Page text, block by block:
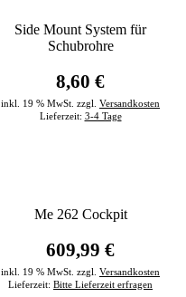
Side Mount System für
Schubrohre
8,60 €
inkl. 19 % MwSt. zzgl. Versandkosten
Lieferzeit: 3-4 Tage
Me 262 Cockpit
609,99 €
inkl. 19 % MwSt. zzgl. Versandkosten
Lieferzeit: Bitte Lieferzeit erfragen